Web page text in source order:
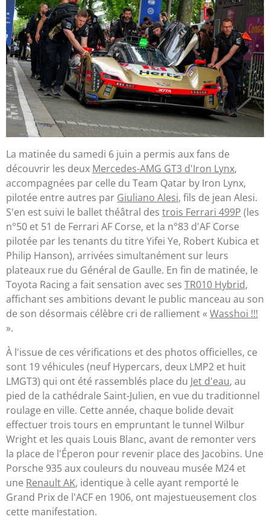
La matinée du samedi 6 juin a permis aux fans de
découvrir les deux Mercedes-AMG GT3 d'Iron Lynx,
accompagnées par celle du Team Qatar by Iron Lynx,
pilotée entre autres par Giuliano Alesi, fils de jean Alesi.
S'en est suivi le ballet théâtral des trois Ferrari 499P (les
n°50 et 51 de Ferrari AF Corse, et la n°83 d'AF Corse
pilotée par les tenants du titre Yifei Ye, Robert Kubica et
Philip Hanson), arrivées simultanément sur leurs
plateaux rue du Général de Gaulle. En fin de matinée, le
Toyota Racing a fait sensation avec ses TR010 Hybrid,
affichant ses ambitions devant le public manceau au son
de son désormais célèbre cri de ralliement « Wasshoi !!!
».
À l'issue de ces vérifications et des photos officielles, ce
sont 19 véhicules (neuf Hypercars, deux LMP2 et huit
LMGT3) qui ont été rassemblés place du Jet d'eau, au
pied de la cathédrale Saint-Julien, en vue du traditionnel
roulage en ville. Cette année, chaque bolide devait
effectuer trois tours en empruntant le tunnel Wilbur
Wright et les quais Louis Blanc, avant de remonter vers
la place de l'Éperon pour revenir place des Jacobins. Une
Porsche 935 aux couleurs du nouveau musée M24 et
une Renault AK, identique à celle ayant remporté le
Grand Prix de l'ACF en 1906, ont majestueusement clos
cette manifestation.